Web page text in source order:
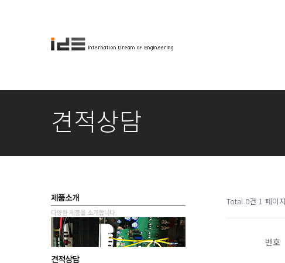
견적상담
Total 0건 1 페이지
번호